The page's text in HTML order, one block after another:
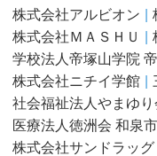
株式会社アルビオン
株式会社ＭＡＳＨＵ
学校法人帝塚山学院
株式会社ニチイ学館
社会福祉法人やまゆ
医療法人徳洲会 和泉
株式会社サンドラッグ